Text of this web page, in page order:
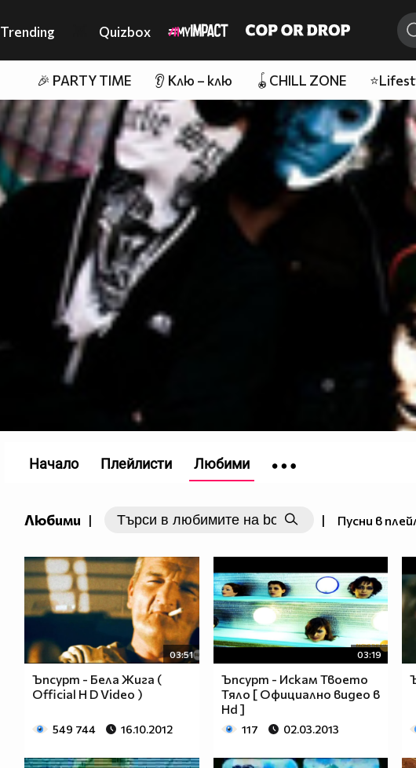
Trending Quizbox
🎉 PARTY TIME 👂 Клю – клю 🪀CHILL ZONE
Любими | | Пусни в
03:51
Ъпсурт - Бела Жига (
Official H D Video )
549 744 16.10.2012
03:19
Ъпсурт - Искам Твoeто
Тяло [ Официално видео в
Hd ]
117 02.03.2013
Начало Плейлисти Любими